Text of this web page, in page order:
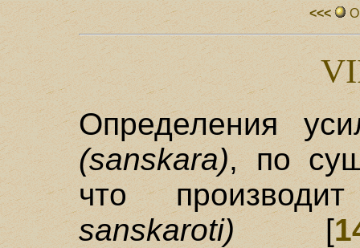
<<<
Определения
(sanskara), по
что
sanskaroti)[